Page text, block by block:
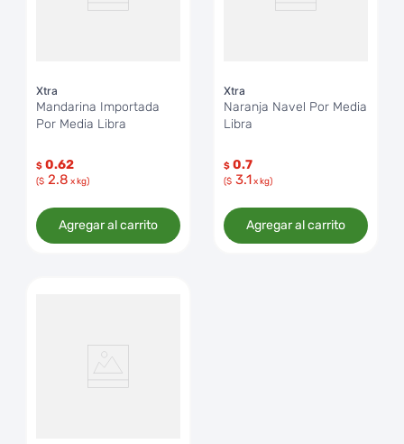
Xtra
Mandarina Importada
Por Media Libra
$ 0.62
($ 2.8 x kg)
Agregar al carrito
Xtra
Naranja Navel Por Media
Libra
$ 0.7
($ 3.1x kg)
Agregar al carrito